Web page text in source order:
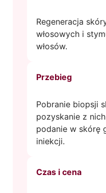
Regeneracja
włosowych i
włosów.
Przebieg
Pobranie biopsji
pozyskanie z
podanie w skórę
iniekcji.
Czas i cena